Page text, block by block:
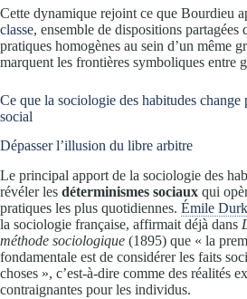
Cette dynamique rejoint ce que Bourdieu
classe, ensemble de dispositions partagées
pratiques homogènes au sein d’un même
marquent les frontières symboliques entre
Ce que la sociologie des habitudes
social
Dépasser l’illusion du libre arbitre
Le principal apport de la sociologie des
révéler les déterminismes sociaux qui
pratiques les plus quotidiennes. Émile
la sociologie française, affirmait déjà dans
méthode sociologique (1895) que « la
fondamentale est de considérer les faits
choses », c’est-à-dire comme des réalités
contraignantes pour les individus.